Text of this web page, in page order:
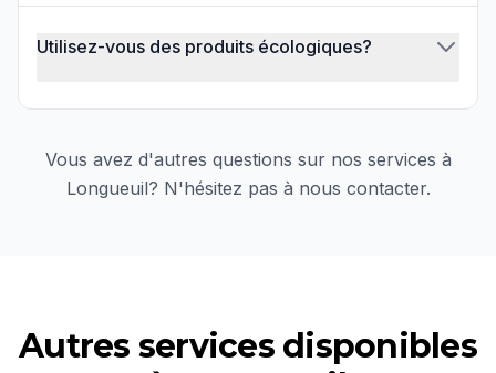
Utilisez-vous des produits écologiques?
Vous avez d'autres questions sur nos services à
Longueuil? N'hésitez pas à nous contacter.
Autres services disponibles